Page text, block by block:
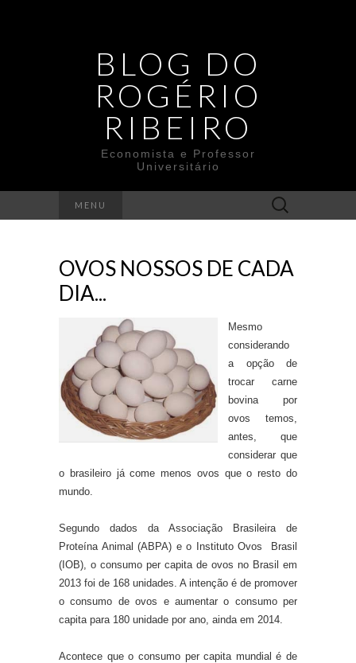
BLOG DO
ROGÉRIO
RIBEIRO
Economista e Professor
Universitário
MENU
Search
for:
OVOS NOSSOS DE CADA
DIA...
Mesmo
considerando
a opção de
trocar carne
bovina por
ovos temos,
antes, que
considerar que
o brasileiro já come menos ovos que o resto do
mundo.
Segundo dados da Associação Brasileira de
Proteína Animal (ABPA) e o Instituto Ovos Brasil
(IOB), o consumo per capita de ovos no Brasil em
2013 foi de 168 unidades. A intenção é de promover
o consumo de ovos e aumentar o consumo per
capita para 180 unidade por ano, ainda em 2014.
Acontece que o consumo per capita mundial é de